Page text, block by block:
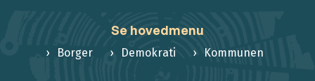
Se hovedmenu
Borger Demokrati Kommunen